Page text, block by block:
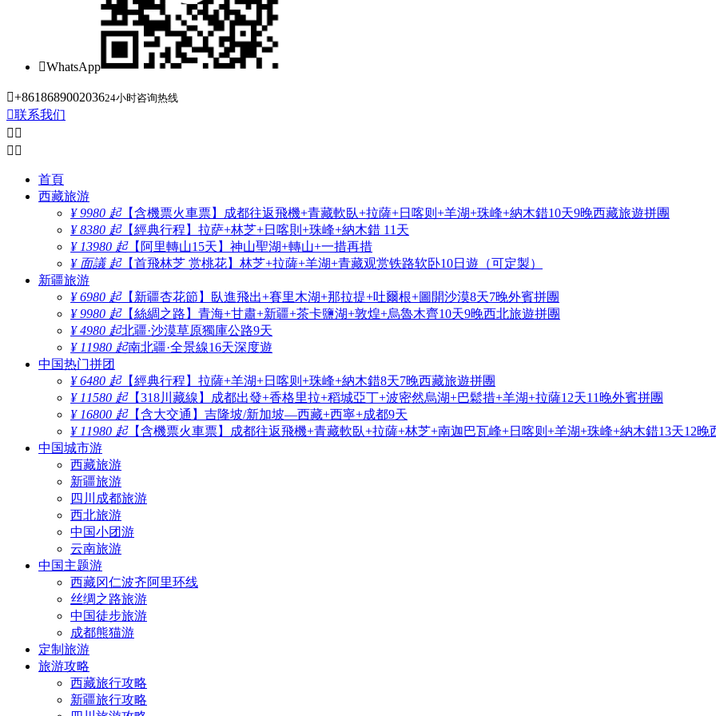
WhatsApp
+861868900203624小时咨询热线
联系我们
 
 
首頁
西藏旅游
¥ 9980 起【含機票火車票】成都往返飛機+青藏軟臥+拉薩+日喀则+羊湖+珠峰+納木錯10天9晚西藏旅遊拼團
¥ 8380 起【經典行程】拉萨+林芝+日喀則+珠峰+納木錯 11天
¥ 13980 起【阿里轉山15天】神山聖湖+轉山+一措再措
¥ 面議 起【首飛林芝 赏桃花】林芝+拉薩+羊湖+青藏观赏铁路软卧10日遊（可定製）
新疆旅游
¥ 6980 起【新疆杏花節】臥進飛出+賽里木湖+那拉提+吐爾根+圖開沙漠8天7晚外賓拼團
¥ 9980 起【絲綢之路】青海+甘肅+新疆+茶卡鹽湖+敦煌+烏魯木齊10天9晚西北旅遊拼團
¥ 4980 起北疆·沙漠草原獨庫公路9天
¥ 11980 起南北疆·全景線16天深度遊
中国热门拼团
¥ 6480 起【經典行程】拉薩+羊湖+日喀则+珠峰+納木錯8天7晚西藏旅遊拼團
¥ 11580 起【318川藏線】成都出發+香格里拉+稻城亞丁+波密然烏湖+巴鬆措+羊湖+拉薩12天11晚外賓拼團
¥ 16800 起【含大交通】吉隆坡/新加坡—西藏+西寧+成都9天
¥ 11980 起【含機票火車票】成都往返飛機+青藏軟臥+拉薩+林芝+南迦巴瓦峰+日喀则+羊湖+珠峰+納木錯13天12晚
中国城市游
西藏旅游
新疆旅游
四川成都旅游
西北旅游
中国小团游
云南旅游
中国主题游
西藏冈仁波齐阿里环线
丝绸之路旅游
中国徒步旅游
成都熊猫游
定制旅游
旅游攻略
西藏旅行攻略
新疆旅行攻略